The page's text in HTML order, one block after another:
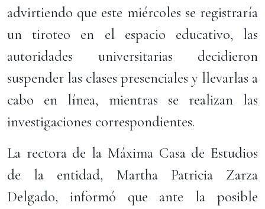
advirtiendo que este miércoles se registraría
un tiroteo en el espacio educativo, las
autoridades universitarias decidieron
suspender las clases presenciales y llevarlas a
cabo en línea, mientras se realizan las
investigaciones correspondientes.
La rectora de la Máxima Casa de Estudios
de la entidad, Martha Patricia Zarza
Delgado, informó que ante la posible